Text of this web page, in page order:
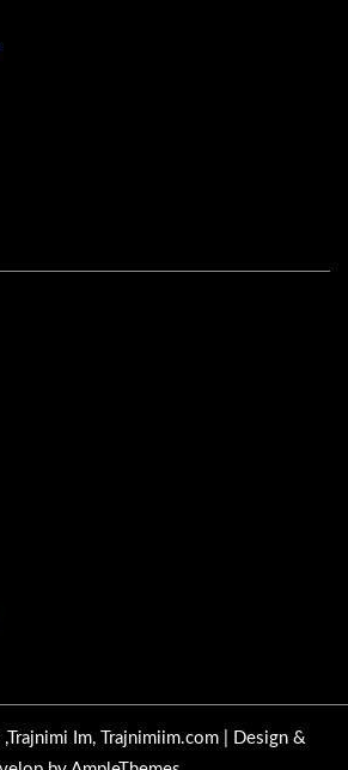
Im, Trajnimiim.com |
Design &